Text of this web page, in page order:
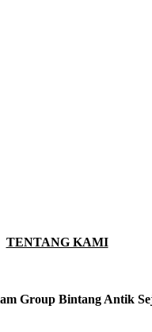
TENTANG KAMI
Group Bintang Antik